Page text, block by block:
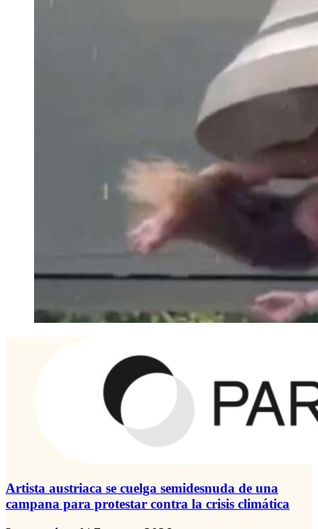
Artista austriaca se cuelga semidesnuda de una
campana para protestar contra la crisis climática